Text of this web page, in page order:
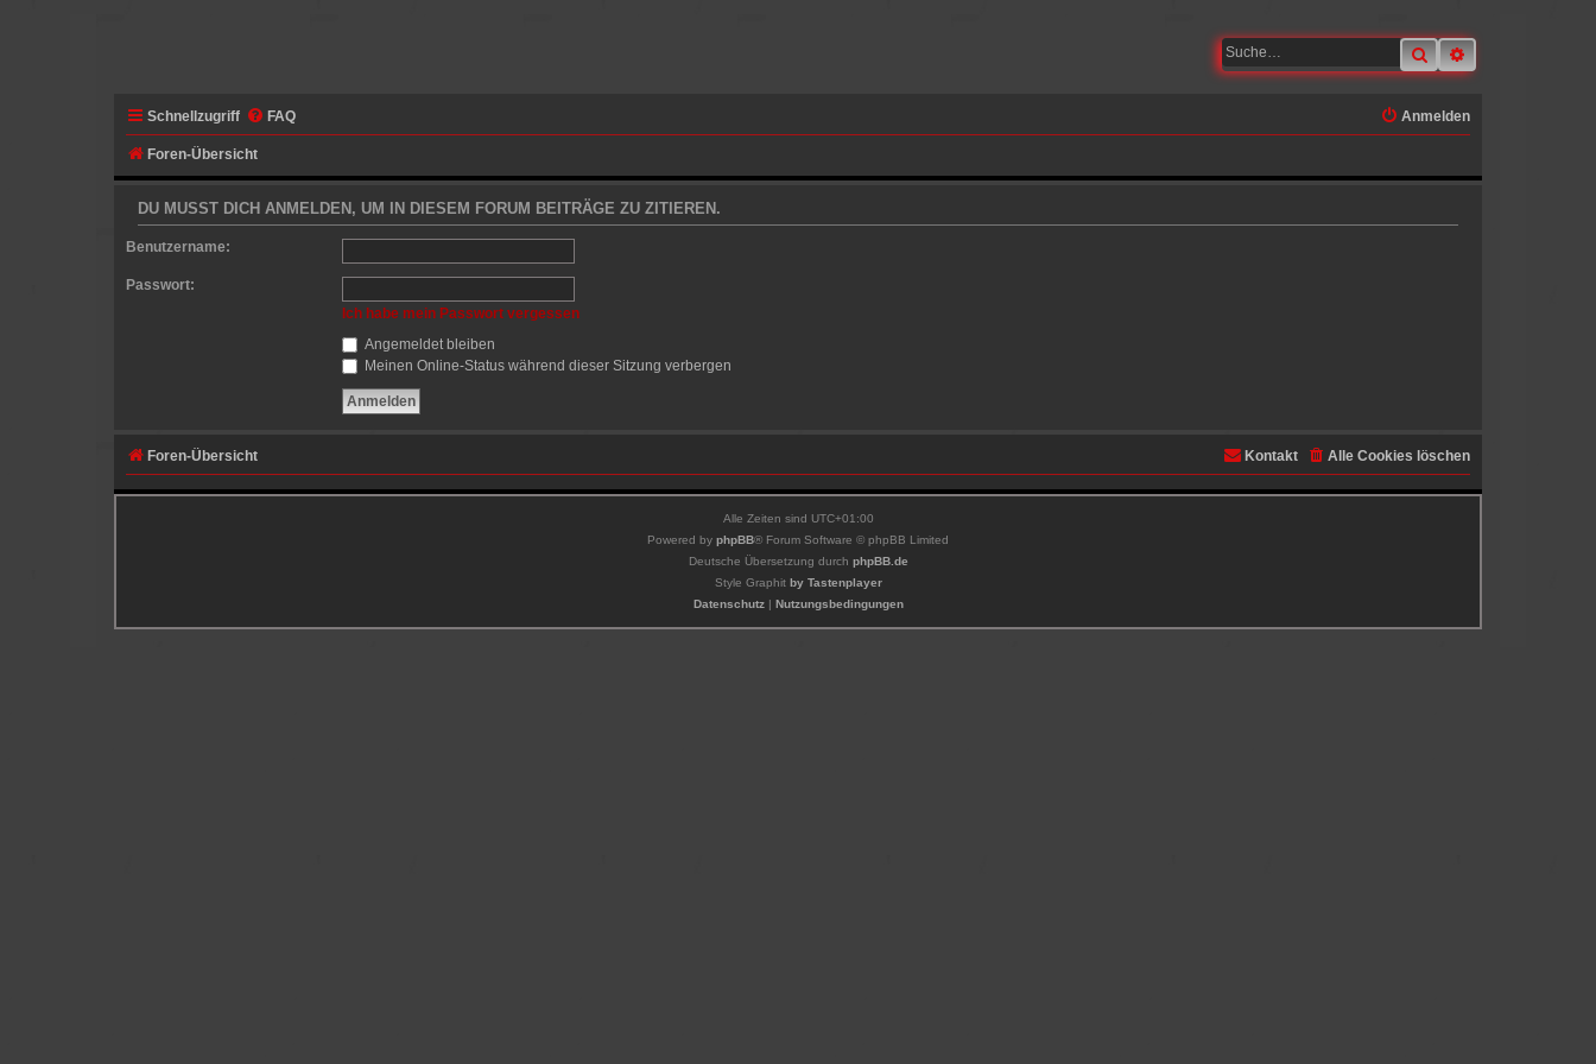
SucheErweiterte Suche
Schnellzugriff FAQ Anmelden
Foren-Übersicht
DU MUSST DICH ANMELDEN, UM IN DIESEM FORUM BEITRÄGE ZU ZITIEREN.
Benutzername:
Passwort:
Ich habe mein Passwort vergessen
Angemeldet bleiben
Meinen Online-Status während dieser Sitzung verbergen
Foren-Übersicht Alle Cookies löschen
Kontakt
Alle Zeiten sind UTC+01:00
Powered by phpBB® Forum Software © phpBB Limited
Deutsche Übersetzung durch phpBB.de
Style Graphit by Tastenplayer
Datenschutz| Nutzungsbedingungen